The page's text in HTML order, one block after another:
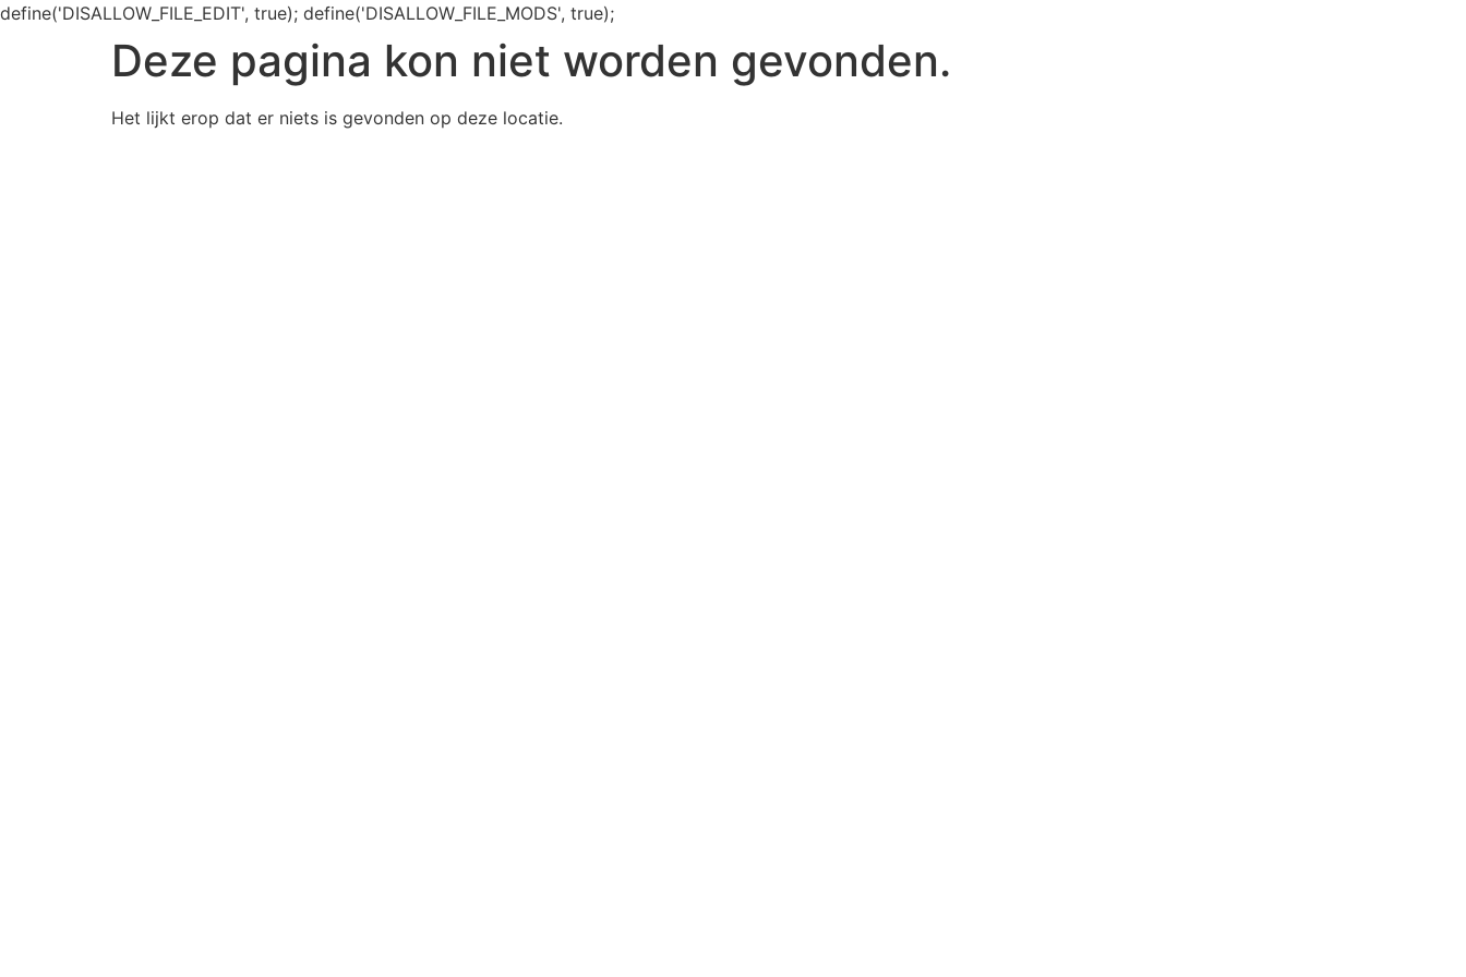
define('DISALLOW_FILE_EDIT', true); define('DISALLOW_FILE_MODS', true);
Deze pagina kon niet worden gevonden.
Het lijkt erop dat er niets is gevonden op deze locatie.